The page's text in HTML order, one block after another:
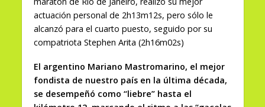
actuación personal de 2h13m12s, pero sólo le
alcanzó para el cuarto puesto, seguido por su
compatriota Stephen Arita (2h16m02s)
El argentino Mariano Mastromarino, el mejor
fondista de nuestro país en la última década,
se desempeñó como “liebre” hasta el